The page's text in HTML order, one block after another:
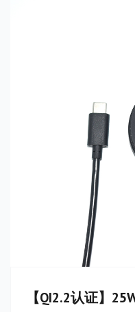
【QI2.2认证】